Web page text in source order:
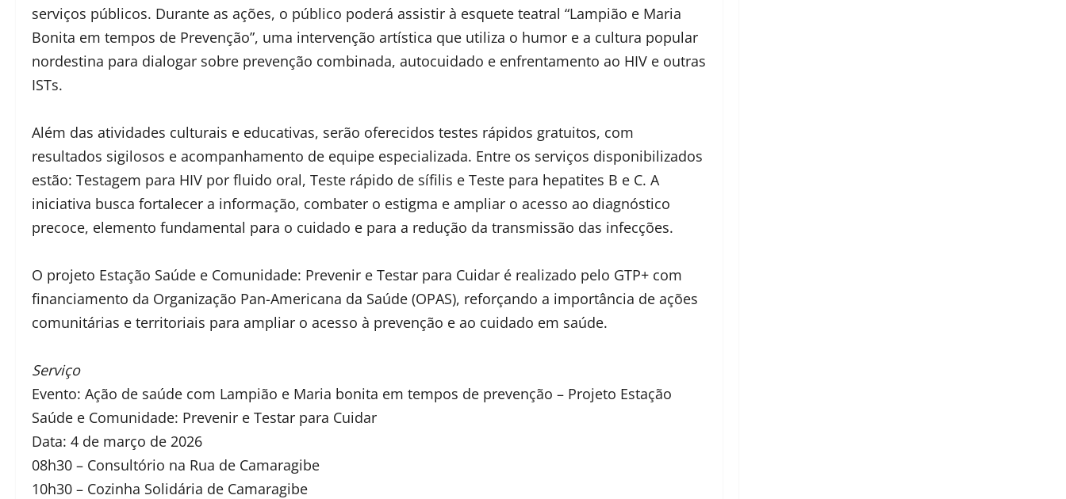
serviços públicos. Durante as ações, o público poderá assistir à esquete teatral “Lampião e Maria
Bonita em tempos de Prevenção”, uma intervenção artística que utiliza o humor e a cultura popular
nordestina para dialogar sobre prevenção combinada, autocuidado e enfrentamento ao HIV e outras
ISTs.
Além das atividades culturais e educativas, serão oferecidos testes rápidos gratuitos, com
resultados sigilosos e acompanhamento de equipe especializada. Entre os serviços disponibilizados
estão: Testagem para HIV por fluido oral, Teste rápido de sífilis e Teste para hepatites B e C. A
iniciativa busca fortalecer a informação, combater o estigma e ampliar o acesso ao diagnóstico
precoce, elemento fundamental para o cuidado e para a redução da transmissão das infecções.
O projeto Estação Saúde e Comunidade: Prevenir e Testar para Cuidar é realizado pelo GTP+ com
financiamento da Organização Pan-Americana da Saúde (OPAS), reforçando a importância de ações
comunitárias e territoriais para ampliar o acesso à prevenção e ao cuidado em saúde.
Serviço
Evento: Ação de saúde com Lampião e Maria bonita em tempos de prevenção – Projeto Estação
Saúde e Comunidade: Prevenir e Testar para Cuidar
Data: 4 de março de 2026
08h30 – Consultório na Rua de Camaragibe
10h30 – Cozinha Solidária de Camaragibe